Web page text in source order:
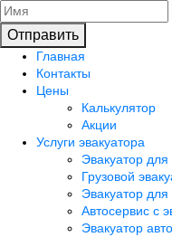
Отправить
Главная
Контакты
Цены
Калькулятор
Акции
Услуги эвакуатора
Эвакуатор для
Грузовой
Эвакуатор для
Автосервис с
Эвакуатор